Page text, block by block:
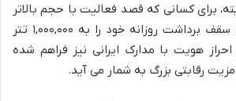
برای کسانی که قصد فعالیت با حجم بالاتر
را دارند و می خواهند سقف برداشت روزانه خود را به ۱,۰۰۰,۰۰۰ تتر
هویت با مدارک ایرانی نیز فراهم شده
رقابتی بزرگ به شمار می آید.